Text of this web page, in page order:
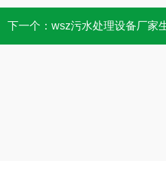
下一个： wsz污水处理设备厂家